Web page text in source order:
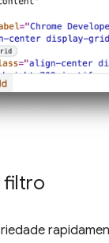
filtro